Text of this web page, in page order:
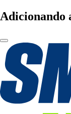
Adicionando